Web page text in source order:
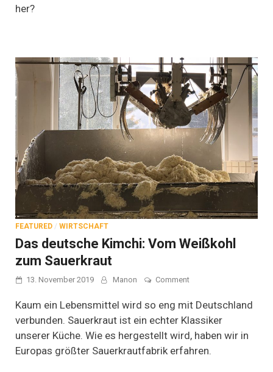
her?
FEATURED / WIRTSCHAFT
Das deutsche Kimchi: Vom Weißkohl
zum Sauerkraut
13. November 2019 Manon Commenton
deutsche
Vom
Weißkohl
Sauerkraut
Kaum ein Lebensmittel wird so eng mit Deutschland
verbunden. Sauerkraut ist ein echter Klassiker
unserer Küche. Wie es hergestellt wird, haben wir in
Europas größter Sauerkrautfabrik erfahren.